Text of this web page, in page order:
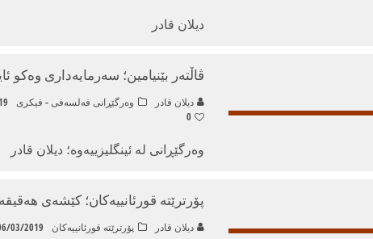
دیلان قادر
ڤاڵتەر بێنیامین؛ سەرمایەداری وەکو
دیلان قادر وه‌رگێڕانی فەلسەفی - فیكری
0
وەرگێڕانی له‌ ئینگلیزییه‌وه‌؛ دیلان قادر
پۆرترێته‌ قورئانییه‌كان؛ كێشه‌ی
دیلان قادر پۆرترێته‌ قورئانییه‌كان 03/2019